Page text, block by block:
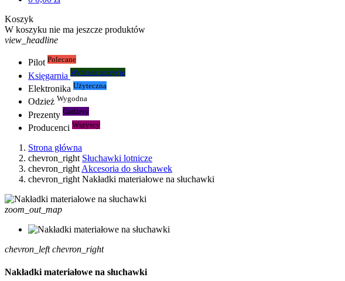
Koszyk
W koszyku nie ma jeszcze produktów
view_headline
Pilot Polecane
Księgarnia Wybrane pozycje
Elektronika Użyteczna
Odzież Wygodna
Prezenty Gadżety
Producenci Wszyscy
Strona główna
chevron_right Słuchawki lotnicze
chevron_right Akcesoria do słuchawek
chevron_right Nakładki materiałowe na słuchawki
zoom_out_map
chevron_left chevron_right
Nakładki materiałowe na słuchawki